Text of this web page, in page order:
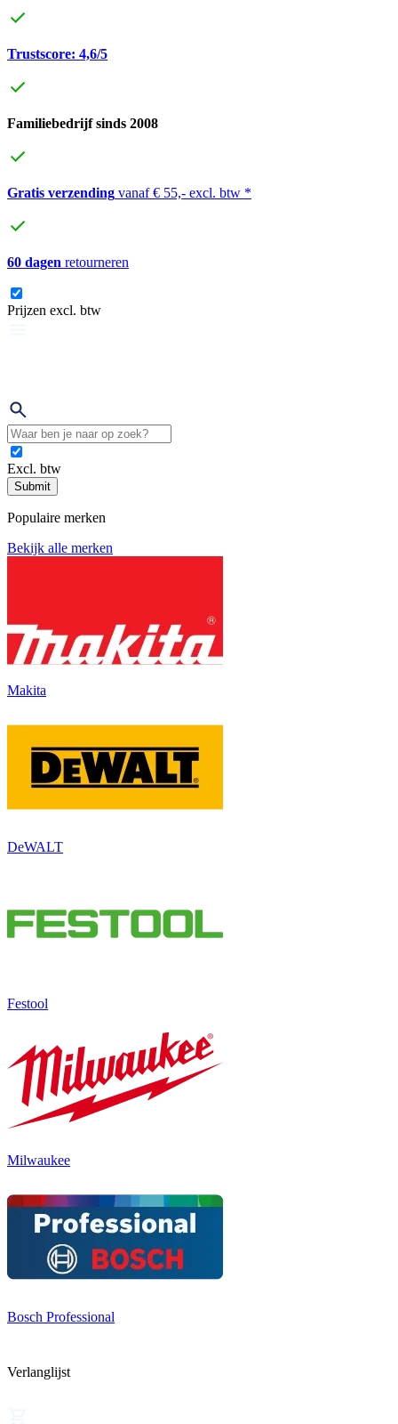
Trustscore: 4,6/5
Familiebedrijf sinds 2008
Gratis verzending vanaf € 55,- excl. btw *
60 dagen retourneren
Prijzen excl. btw
Excl. btw
Submit
Populaire merken
Bekijk alle merken
Makita
DeWALT
Festool
Milwaukee
Bosch Professional
Verlanglijst